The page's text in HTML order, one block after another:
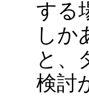
する
しか
と、
検討